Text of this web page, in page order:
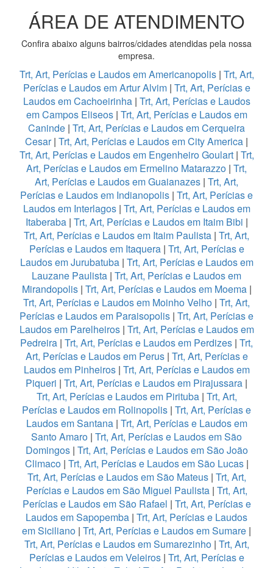
ÁREA DE ATENDIMENTO
Confira abaixo alguns bairros/cidades atendidas pela nossa
empresa.
Trt, Art, Perícias e Laudos em Americanopolis | Trt, Art,
Perícias e Laudos em Artur Alvim | Trt, Art, Perícias e
Laudos em Cachoeirinha| Trt, Art, Perícias e Laudos
em Campos Eliseos | Trt, Art, Perícias e Laudos em
Caninde | Trt, Art, Perícias e Laudos em Cerqueira
Cesar| Trt, Art, Perícias e Laudos em City America |
Trt, Art, Perícias e Laudos em Engenheiro Goulart | Trt,
Art, Perícias e Laudos em Ermelino Matarazzo | Trt,
Art, Perícias e Laudos em Guaianazes | Trt, Art,
Perícias e Laudos em Indianopolis | Trt, Art, Perícias e
Laudos em Interlagos| Trt, Art, Perícias e Laudos em
Itaberaba| Trt, Art, Perícias e Laudos em Itaim Bibi |
Trt, Art, Perícias e Laudos em Itaim Paulista | Trt, Art,
Perícias e Laudos em Itaquera| Trt, Art, Perícias e
Laudos em Jurubatuba| Trt, Art, Perícias e Laudos em
Lauzane Paulista | Trt, Art, Perícias e Laudos em
Mirandopolis| Trt, Art, Perícias e Laudos em Moema|
Trt, Art, Perícias e Laudos em Moinho Velho | Trt, Art,
Perícias e Laudos em Paraisopolis | Trt, Art, Perícias e
Laudos em Parelheiros| Trt, Art, Perícias e Laudos em
Pedreira | Trt, Art, Perícias e Laudos em Perdizes | Trt,
Art, Perícias e Laudos em Perus| Trt, Art, Perícias e
Laudos em Pinheiros| Trt, Art, Perícias e Laudos em
Piqueri | Trt, Art, Perícias e Laudos em Pirajussara |
Trt, Art, Perícias e Laudos em Pirituba| Trt, Art,
Perícias e Laudos em Rolinopolis | Trt, Art, Perícias e
Laudos em Santana| Trt, Art, Perícias e Laudos em
Santo Amaro | Trt, Art, Perícias e Laudos em São
Domingos| Trt, Art, Perícias e Laudos em São João
Climaco| Trt, Art, Perícias e Laudos em São Lucas|
Trt, Art, Perícias e Laudos em São Mateus | Trt, Art,
Perícias e Laudos em São Miguel Paulista| Trt, Art,
Perícias e Laudos em São Rafael | Trt, Art, Perícias e
Laudos em Sapopemba | Trt, Art, Perícias e Laudos
em Siciliano | Trt, Art, Perícias e Laudos em Sumare |
Trt, Art, Perícias e Laudos em Sumarezinho| Trt, Art,
Perícias e Laudos em Veleiros| Trt, Art, Perícias e